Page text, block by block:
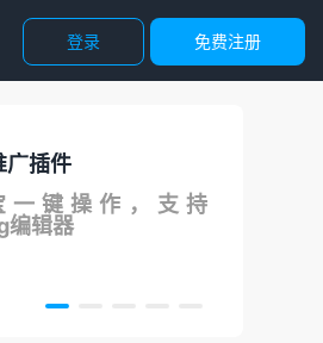
登录 免费注册
广插件
一键操作，支持
编辑器